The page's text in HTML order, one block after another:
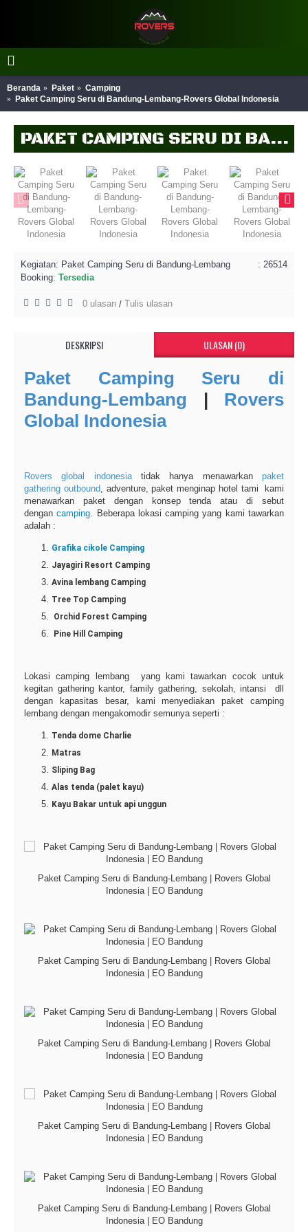
Beranda Paket
Camping
Paket Camping Seru di Bandung-Lembang-Rovers Global Indonesia
PAKET CAMPING SERU DI BANDUNG-LEMBANG-ROVERS GLOBAL INDONESIA
: 26514
Kegiatan: Paket Camping Seru di Bandung-Lembang
Booking: Tersedia
0 ulasan / Tulis ulasan
DESKRIPSI ULASAN (0)
Paket Camping Seru di
Bandung-Lembang | Rovers
Global Indonesia
Rovers global indonesiatidak hanya menawarkanpaket
gathering outbound, adventure, paket menginap hotel tami kami
menawarkan paket dengan konsep tenda atau di sebut
dengancamping. Beberapa lokasi camping yang kami tawarkan
adalah :
Grafika cikole Camping
Jayagiri Resort Camping
Avina lembang Camping
Tree Top Camping
Orchid Forest Camping
Pine Hill Camping
Lokasi camping lembang yang kami tawarkan cocok untuk
kegitan gathering kantor, family gathering, sekolah, intansi dll
dengan kapasitas besar, kami menyediakan paket camping
lembang dengan mengakomodir semunya seperti :
Tenda dome Charlie
Matras
Sliping Bag
Alas tenda (palet kayu)
Kayu Bakar untuk api unggun
Paket Camping Seru di Bandung-Lembang | Rovers Global
Indonesia | EO Bandung
Paket Camping Seru di Bandung-Lembang | Rovers Global
Indonesia | EO Bandung
Paket Camping Seru di Bandung-Lembang | Rovers Global
Indonesia | EO Bandung
Paket Camping Seru di Bandung-Lembang | Rovers Global
Indonesia | EO Bandung
Paket Camping Seru di Bandung-Lembang | Rovers Global
Indonesia | EO Bandung